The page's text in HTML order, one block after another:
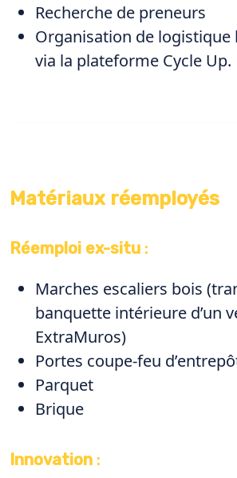
Recherche de preneurs
Organisation de logistique
via la plateforme Cycle Up.
Matériaux réemployés
Réemploi ex-situ :
Marches escaliers bois
banquette intérieure d’un
ExtraMuros)
Portes coupe-feu
Parquet
Brique
Innovation :